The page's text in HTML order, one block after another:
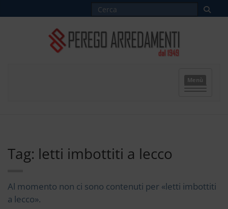
Menù
Tag: letti imbottiti a lecco
Al momento non ci sono contenuti per «letti imbottiti
a lecco».